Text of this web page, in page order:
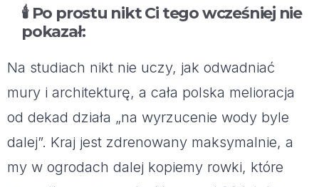
🕯️ Po prostu nikt Ci tego wcześniej nie
pokazał:
Na studiach nikt nie uczy, jak odwadniać
mury i architekturę, a cała polska melioracja
od dekad działa „na wyrzucenie wody byle
dalej”. Kraj jest zdrenowany maksymalnie, a
my w ogrodach dalej kopiemy rowki, które